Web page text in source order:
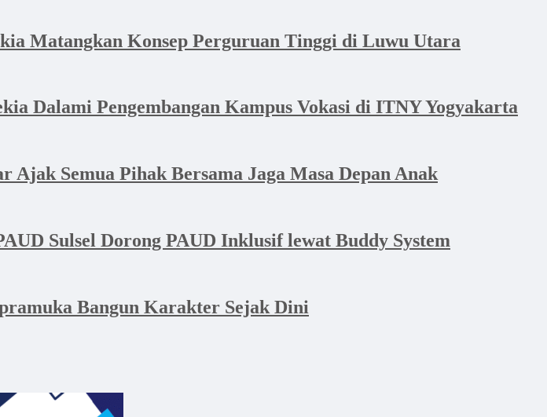
Matangkan Konsep Perguruan Tinggi di Luwu Utara
Dalami Pengembangan Kampus Vokasi di ITNY Yogyakarta
Semua Pihak Bersama Jaga Masa Depan Anak
Sulsel Dorong PAUD Inklusif lewat Buddy System
Bangun Karakter Sejak Dini